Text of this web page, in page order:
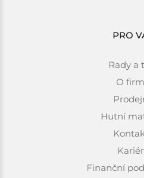
PRO
Rady a
O
Hutní
Finanční